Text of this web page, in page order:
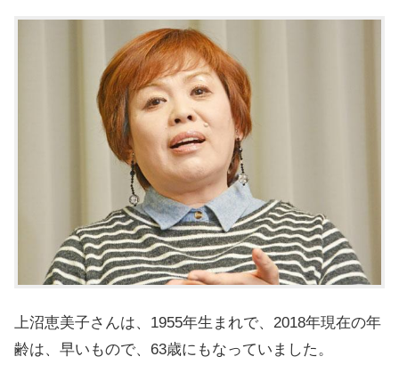
上沼恵美子さんは、1955年生まれで、2018年現在の年
齢は、早いもので、63歳にもなっていました。